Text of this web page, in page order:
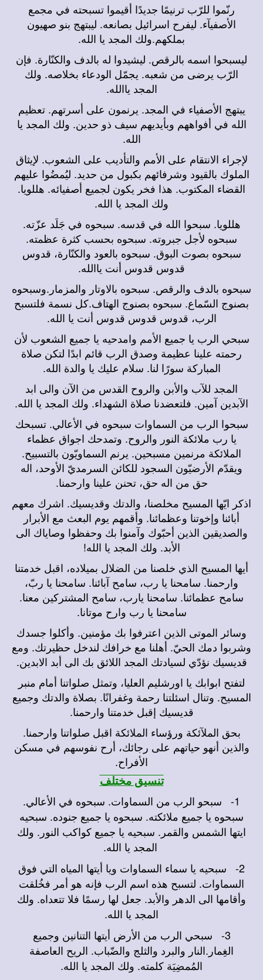
رنّموا للرّب ترنيمًا جديدًا أقيموا تسبحته في مجمع
الأصفيآء. ليفرح اسرائيل بصانعه. ليبتهج بنو صهيون
بملكهم.ولك المجد يا الله.
ليسبحوا اسمه بالرقص. ليشيدوا له بالدف والكنّارة. فإن
الرّب يرضى من شعبه. يجمّل الودعاء بخلاصه. ولك
المجد ياالله.
يبتهج الأصفياء في المجد. يرنمون على أسرتهم. تعظيم
الله في أفواههم وبأيديهم سيف ذو حدين. ولك المجد يا
الله.
لإجراء الانتقام على الأمم والتأديب على الشعوب. لإيثاق
الملوك بالقيود وشرفائهم بكبول من حديد. ليُمضُوا عليهم
القضاء المكتوب. هذا فخر يكون لجميع أصفيائه. هللويا.
ولك المجد يا الله.
هللويا. سبحوا الله في قدسه. سبحوه في جَلَد عزّته.
سبحوه لأجل جبروته. سبحوه بحسب كثرة عظمته.
سبحوه بصوت البوق. سبحوه بالعود والكنّارة، قدوس
قدوس قدوس أنت ياالله.
سبحوه بالدف والرقص. سبحوه بالاوتار والمزمار.وسبحوه
بصنوج السّماع. سبحوه بصنوج الهتاف.كل نسمة فلتسبح
الرب، قدوس قدوس قدوس أنت يا الله.
سبحي الرب يا جميع الأمم وامدحيه يا جميع الشعوب لأن
رحمته علينا عظيمة وصدق الرب قائم ابدًا لتكن صلاة
المباركة سورًا لنا. سلام عليك يا والدة الله.
المجد للآب والأبن والروح القدس من الآن والى ابد
الآبدين آمين. فلتعضدنا صلاة الشهداء. ولك المجد يا الله.
سبحوا الرب من السماوات سبحوه في الأعالي. تسبحك
يا رب ملائكة النور والروح. وتمدحك اجواق عظماء
الملائكة مرنمين مسبحين. يرنم السماويّون بالتسبيح.
ويقدّم الأرضيّون السجود للكائن السرمديّ الأوحد، اله
حق من اله حق، تحنن علينا وارحمنا.
اذكر ايّها المسيح مخلصنا، والدتك وقديسيك. اشرك معهم
أبائنا وإخوتنا وعظمائنا. وأقمهم يوم البعث مع الأبرار
والصديقين الذين أحبّوك وآمنوا بك وحفظوا وصاياك الى
الأبد. ولك المجد يا الله!
أيها المسيح الذي خلصنا من الضلال بميلاده، اقبل خدمتنا
وارحمنا. سامحنا يا رب، سامح آبائنا. سامحنا يا ربّ،
سامح عظمائنا. سامحنا يارب، سامح المشتركين معنا.
سامحنا يا رب وارح موتانا.
وسائر الموتى الذين اعترفوا بك مؤمنين. وأكلوا جسدك
وشربوا دمك الحيّ. أهلنا مع خرافك لندخل حظيرتك. ومع
قديسيك نؤدّي لسيادتك المجد اللائق بك الى أبد الابدين.
لتفتح ابوابك يا اورشليم العليا، وتمثل صلواتنا أمام منبر
المسيح. وتنال اسئلتنا رحمة وغفرانًا. بصلاة والدتك وجميع
قديسيك إقبل خدمتنا وارحمنا.
بحق الملآئكة ورؤساء الملائكة اقبل صلواتنا وارحمنا.
والذين أنهو حياتهم على رجائك، أرح نفوسهم في مسكن
الأفراح.
تنسيق مختلف
1-
سبحو الرب من السماوات. سبحوه في الأعالي.
سبحوه يا جميع ملائكته. سبحوه يا جميع جنوده. سبحيه
ايتها الشمس والقمر. سبحيه يا جميع كواكب النور. ولك
المجد يا الله.
2-
سبحيه يا سماء السماوات ويا أيتها المياه التي فوق
السماوات. لتسبح هذه اسم الرب فإنه هو أمر فخُلقت
وأقامها الى الدهر والأبد. جعل لها رسمًا فلا تتعداه. ولك
المجد يا الله.
3-
سبحي الرب من الأرض أيتها التنانين وجميع
الغِمار.النار والبرد والثلج والضّباب. الريح العاصفة
المُمضِيَة كلمته. ولك المجد يا الله.